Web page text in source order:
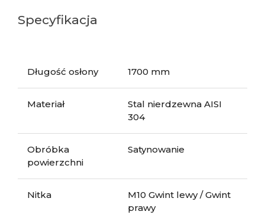
Specyfikacja
Długość osłony 1700 mm
Materiał
Stal nierdzewna AISI
304
Obróbka
powierzchni
Satynowanie
Nitka
M10 Gwint lewy / Gwint
prawy